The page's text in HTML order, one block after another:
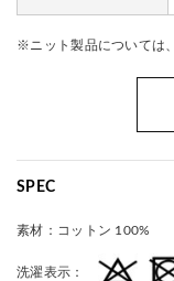
※ニット製品については
SPEC
素材： コットン 100%
洗濯表示：